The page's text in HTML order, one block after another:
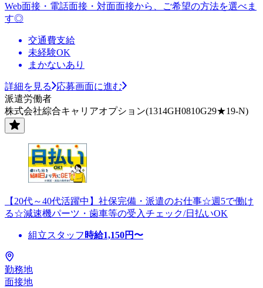
Web面接・電話面接・対面面接から、ご希望の方法を選べま
す◎
交通費支給
未経験OK
まかないあり
詳細を見る
応募画面に進む
派遣労働者
株式会社綜合キャリアオプション(1314GH0810G29★19-N)
【20代～40代活躍中】社保完備・派遣のお仕事☆週5で働け
る☆減速機パーツ・歯車等の受入チェック/日払いOK
組立スタッフ 時給1,150円〜
勤務地
面接地